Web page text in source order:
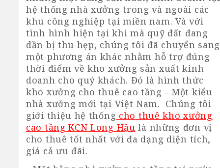
hệ thống nhà xưởng trong và ngoài các
khu công nghiệp tại miền nam. Và với
tình hình hiện tại khi mà quỹ đất đang
dần bị thu hẹp, chúng tôi đã chuyển sang
một phương án khác nhằm hỗ trợ đúng
thời điểm về kho xưởng sản xuất kinh
doanh cho quý khách. Đó là hình thức
kho xưởng cho thuê cao tầng - Một kiểu
nhà xưởng mới tại Việt Nam. Chúng tôi
giới thiệu hệ thống cho thuê kho xưởng
cao tầng KCN Long Hậu là những đơn vị
cho thuê tốt nhất với đa dạng diện tích,
giá cả ưu đãi.